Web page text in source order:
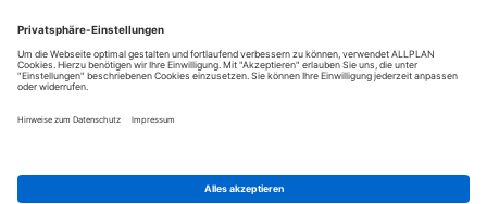
« Zurück
© ALLPLAN Deutschland GmbH ALLPLAN ist Teil der